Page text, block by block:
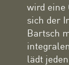
wird eine
sich der
Bartsch
lädt